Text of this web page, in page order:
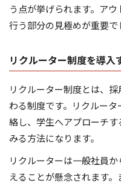
う点が挙げられます。ア
行う部分の見極めが重要で
リクルーター制度を導入
リクルーター制度とは、
わる制度です。リクルー
絡し、学生へアプローチ
みる方法になります。
リクルーターは一般社員
えることが懸念されます